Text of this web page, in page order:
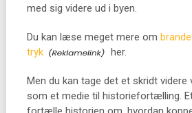
med sig videre ud i byen.
Du kan læse meget mere om
tryk
her.
Men du kan tage det et skridt videre
som et medie til historiefortælling.